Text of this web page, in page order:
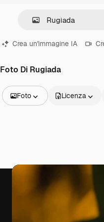
Crea un'immagine IA
Foto Di Rugiada
Foto
Video
Motion graphic
Modelli di video
Licenza